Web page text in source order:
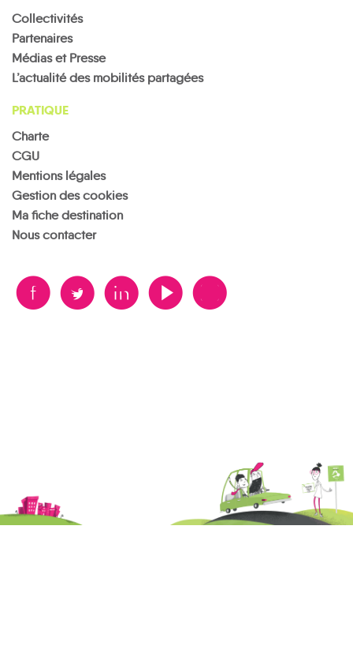
Collectivités
Partenaires
Médias et Presse
L’actualité des mobilités partagées
PRATIQUE
Charte
CGU
Mentions légales
Gestion des cookies
Ma fiche destination
Nous contacter
B A D F V